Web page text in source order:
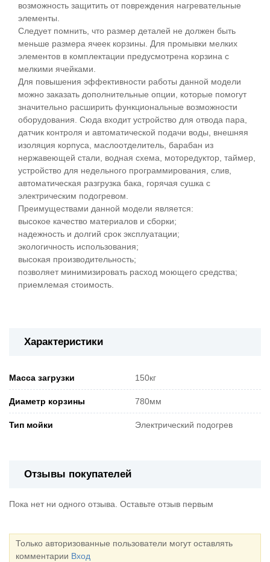
возможность защитить от повреждения нагревательные
элементы.
Следует помнить, что размер деталей не должен быть
меньше размера ячеек корзины. Для промывки мелких
элементов в комплектации предусмотрена корзина с
мелкими ячейками.
Для повышения эффективности работы данной модели
можно заказать дополнительные опции, которые помогут
значительно расширить функциональные возможности
оборудования. Сюда входит устройство для отвода пара,
датчик контроля и автоматической подачи воды, внешняя
изоляция корпуса, маслоотделитель, барабан из
нержавеющей стали, водная схема, моторедуктор, таймер,
устройство для недельного программирования, слив,
автоматическая разгрузка бака, горячая сушка с
электрическим подогревом.
Преимуществами данной модели является:
высокое качество материалов и сборки;
надежность и долгий срок эксплуатации;
экологичность использования;
высокая производительность;
позволяет минимизировать расход моющего средства;
приемлемая стоимость.
Характеристики
Масса загрузки 150кг
Диаметр корзины 780мм
Тип мойки Электрический подогрев
Отзывы покупателей
Пока нет ни одного отзыва. Оставьте отзыв первым
Только авторизованные пользователи могут оставлять
комментарии Вход